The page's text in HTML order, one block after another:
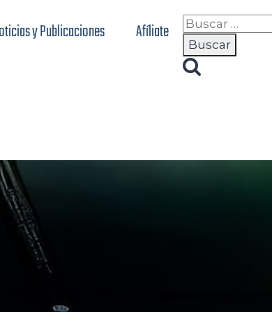
y Publicaciones Afíliate